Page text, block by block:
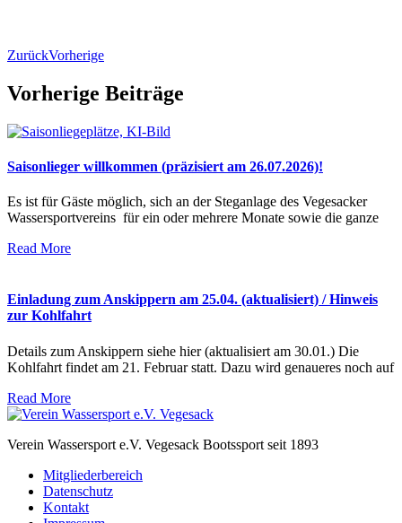
ZurückVorherige
Vorherige Beiträge
Saisonlieger willkommen (präzisiert am 26.07.2026)!
Es ist für Gäste möglich, sich an der Steganlage des Vegesacker
Wassersportvereins für ein oder mehrere Monate sowie die ganze
Read More
Einladung zum Anskippern am 25.04. (aktualisiert) / Hinweis
zur Kohlfahrt
Details zum Anskippern siehe hier (aktualisiert am 30.01.) Die
Kohlfahrt findet am 21. Februar statt. Dazu wird genaueres noch auf
Read More
Verein Wassersport e.V. Vegesack Bootssport seit 1893
Mitgliederbereich
Datenschutz
Kontakt